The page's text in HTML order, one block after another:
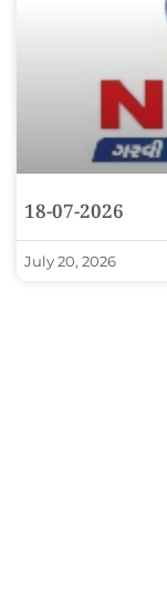
18-07-2026
July 20, 2026